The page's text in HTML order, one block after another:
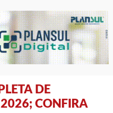
DE
CONFIRA